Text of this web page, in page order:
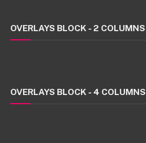
OVERLAYS BLOCK - 2 COLUMNS
OVERLAYS BLOCK - 4 COLUMNS